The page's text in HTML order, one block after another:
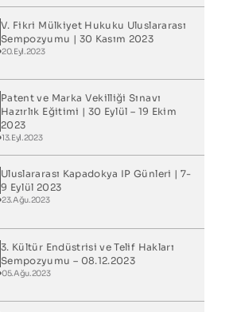
V. Fikri Mülkiyet Hukuku Uluslararası
Sempozyumu | 30 Kasım 2023
20.Eyl.2023
Patent ve Marka Vekilliği Sınavı
Hazırlık Eğitimi | 30 Eylül – 19 Ekim
2023
13.Eyl.2023
Uluslararası Kapadokya IP Günleri​ | 7-
9 Eylül 2023
23.Ağu.2023
3. Kültür Endüstrisi ve Telif Hakları
Sempozyumu – 08.12.2023
05.Ağu.2023